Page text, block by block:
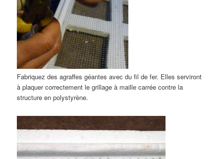
Fabriquez des agraffes géantes avec du fil de fer. Elles serviront
à plaquer correctement le grillage à maille carrée contre la
structure en polystyrène.